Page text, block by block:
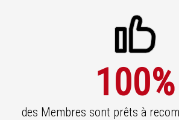
100%
des Membres sont prêts à